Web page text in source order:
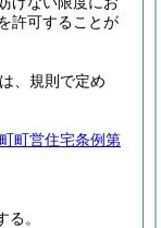
許可することが
、規則で定め
町営住宅条例第
。